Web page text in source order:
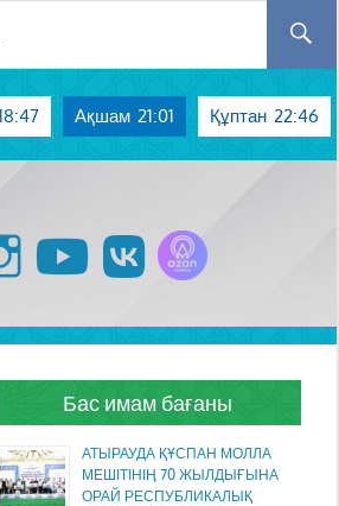
Ақшам 21:01 Құптан 22:46
instagram youtubevk
Бас имам бағаны
АТЫРАУДА ҚҰСПАН МОЛЛА
МЕШІТІНІҢ 70 ЖЫЛДЫҒЫНА
ОРАЙ РЕСПУБЛИКАЛЫҚ